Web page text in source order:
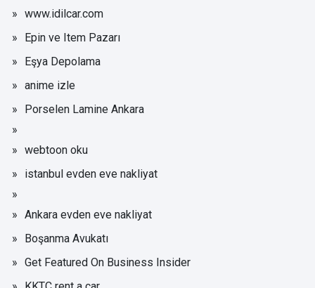
www.idilcar.com
Epin ve Item Pazarı
Eşya Depolama
anime izle
Porselen Lamine Ankara
webtoon oku
istanbul evden eve nakliyat
Ankara evden eve nakliyat
Boşanma Avukatı
Get Featured On Business Insider